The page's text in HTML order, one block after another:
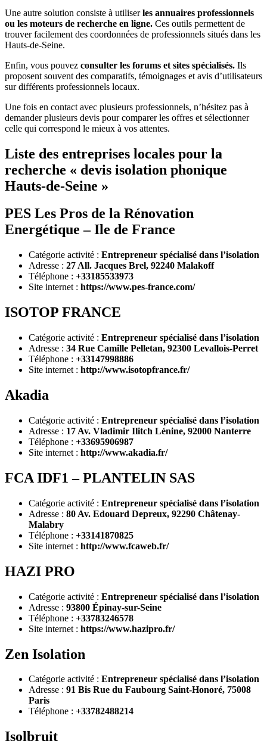
Une autre solution consiste à utiliserles annuaires professionnels
ou les moteurs de recherche en ligne. Ces outils permettent de
trouver facilement des coordonnées de professionnels situés dans les
Hauts-de-Seine.
Enfin, vous pouvez consulter les forums et sites spécialisés. Ils
proposent souvent des comparatifs, témoignages et avis d’utilisateurs
sur différents professionnels locaux.
Une fois en contact avec plusieurs professionnels, n’hésitez pas à
demander plusieurs devis pour comparer les offres et sélectionner
celle qui correspond le mieux à vos attentes.
Liste des entreprises locales pour la
recherche « devis isolation phonique
Hauts-de-Seine »
PES Les Pros de la Rénovation
Energétique – Ile de France
Catégorie activité : Entrepreneur spécialisé dans l’isolation
Adresse : 27 All. Jacques Brel, 92240 Malakoff
Téléphone : +33185533973
Site internet : https://www.pes-france.com/
ISOTOP FRANCE
Catégorie activité : Entrepreneur spécialisé dans l’isolation
Adresse : 34 Rue Camille Pelletan, 92300 Levallois-Perret
Téléphone : +33147998886
Site internet : http://www.isotopfrance.fr/
Akadia
Catégorie activité : Entrepreneur spécialisé dans l’isolation
Adresse : 17 Av. Vladimir Ilitch Lénine, 92000 Nanterre
Téléphone : +33695906987
Site internet : http://www.akadia.fr/
FCA IDF1 – PLANTELIN SAS
Catégorie activité : Entrepreneur spécialisé dans l’isolation
Adresse : 80 Av. Edouard Depreux, 92290 Châtenay-
Malabry
Téléphone : +33141870825
Site internet : http://www.fcaweb.fr/
HAZI PRO
Catégorie activité : Entrepreneur spécialisé dans l’isolation
Adresse : 93800 Épinay-sur-Seine
Téléphone : +33783246578
Site internet : https://www.hazipro.fr/
Zen Isolation
Catégorie activité : Entrepreneur spécialisé dans l’isolation
Adresse : 91 Bis Rue du Faubourg Saint-Honoré, 75008
Paris
Téléphone : +33782488214
Isolbruit